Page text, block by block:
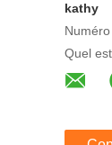
kathy
Quel